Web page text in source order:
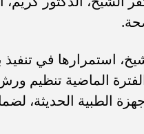
استمرارها في
الماضية تنظيم
الطبية الحديثة،